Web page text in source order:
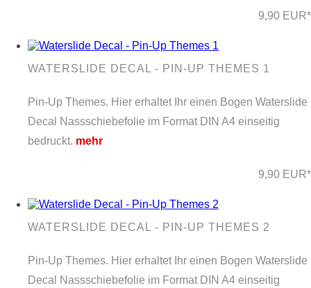
9,90 EUR*
WATERSLIDE DECAL - PIN-UP THEMES 1
Pin-Up Themes. Hier erhaltet Ihr einen Bogen Waterslide
Decal Nassschiebefolie im Format DIN A4 einseitig
bedruckt. mehr
9,90 EUR*
WATERSLIDE DECAL - PIN-UP THEMES 2
Pin-Up Themes. Hier erhaltet Ihr einen Bogen Waterslide
Decal Nassschiebefolie im Format DIN A4 einseitig